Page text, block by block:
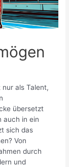
nur als Talent,
übersetzt
auch in ein
sich das
Von
durch
und